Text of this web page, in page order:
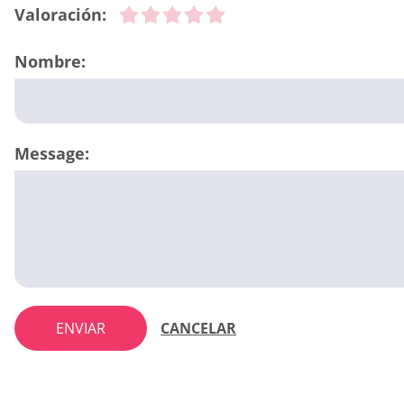
Valoración:
Nombre:
Message:
ENVIAR CANCELAR